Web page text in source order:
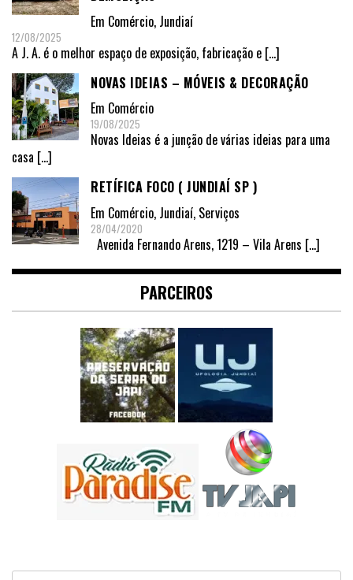
Em Comércio, Jundiaí
12/08/2025
A J. A. é o melhor espaço de exposição, fabricação e […]
NOVAS IDEIAS – MÓVEIS & DECORAÇÃO
Em Comércio
19/08/2025
Novas Ideias é a junção de várias ideias para uma
casa […]
RETÍFICA FOCO ( JUNDIAÍ SP )
Em Comércio, Jundiaí, Serviços
28/04/2020
Avenida Fernando Arens, 1219 – Vila Arens […]
PARCEIROS